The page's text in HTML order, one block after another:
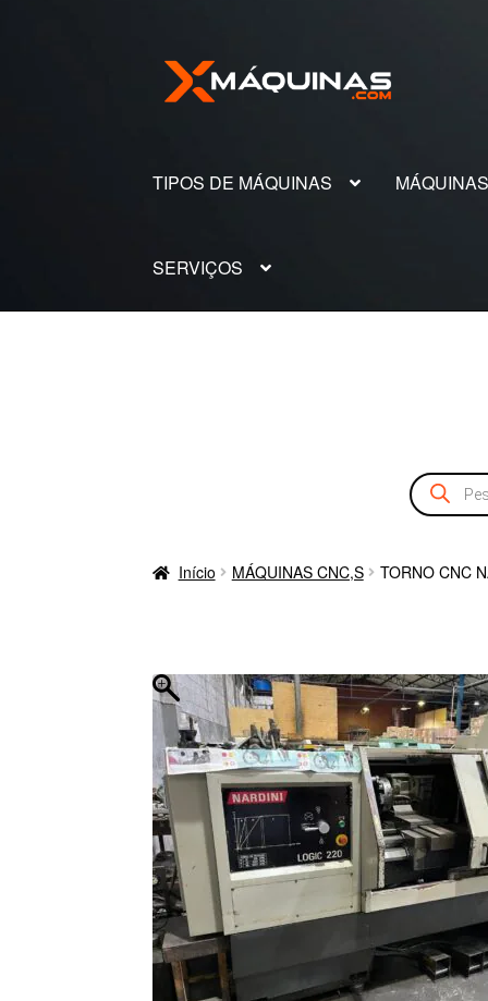
Pular
para
Pular
para
TIPOS DE MÁQUINAS MÁQUINAS
SERVIÇOS
Pesquisar
produtos
Início MÁQUINAS CNC,S TORNO CNC